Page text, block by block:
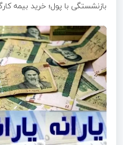
بازنشستگی با پول؛ خرید بیمه